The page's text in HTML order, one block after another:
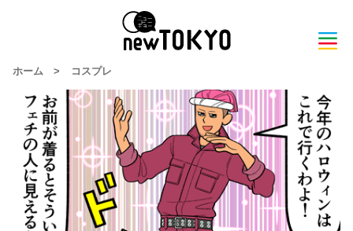
ホーム > コスプレ